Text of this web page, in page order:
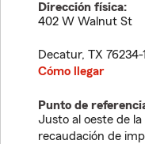
Dirección física:
402 W Walnut St
Decatur, TX 76234-
Cómo llegar
Punto de
Justo al oeste de
recaudación de